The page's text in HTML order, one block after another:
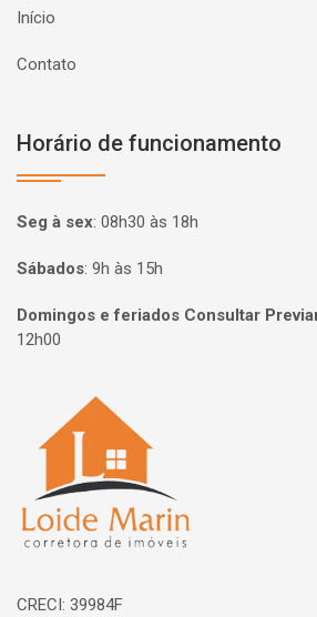
Início
Contato
Horário de funcionamento
Seg à sex: 08h30 às 18h
Sábados: 9h às 15h
Domingos e feriados Consultar
12h00
Página inicial
CRECI: 39984F